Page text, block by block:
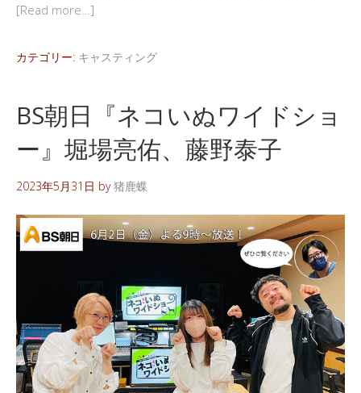
[Read more…]
カテゴリー: キャスティング
BS朝日『ネコいぬワイドショ
ー』堀場亮佑、藤野泰子
2023年5月31日 by猪鹿蝶